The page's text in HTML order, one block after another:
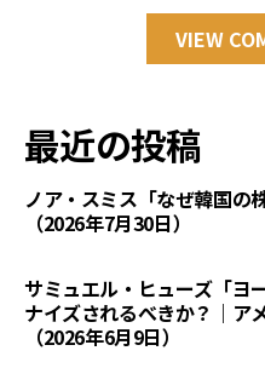
VIEW
最近の投稿
ノア・スミス「なぜ韓国の
（2026年7月30日）
サミュエル・ヒューズ「ヨ
ナイズされるべきか？｜ア
（2026年6月9日）